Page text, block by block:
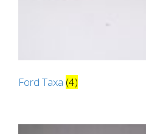
Ford Taxa (4)